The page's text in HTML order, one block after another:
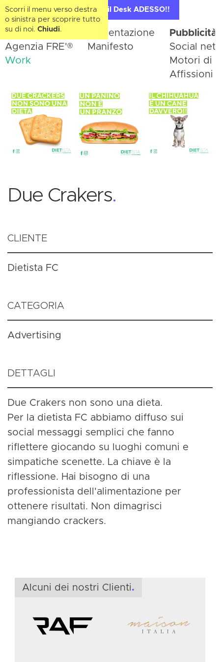
Contatta il Desk ADESSO!!
Home
Agenzia FRE'®
Work
Presentazione
Manifesto
Pubblicità
Social
Motori di
Affissioni
Scorri il menu verso destra
o sinistra per scoprire tutto
su di noi. Chiudi.
Due Crakers.
CLIENTE
Dietista FC
CATEGORIA
Advertising
DETTAGLI
Due Crakers non sono una dieta.
Per la dietista FC abbiamo diffuso sui
social messaggi semplici che fanno
riflettere giocando su luoghi comuni e
simpatiche scenette. La chiave è la
riflessione. Hai bisogno di una
professionista dell'alimentazione per
ottenere risultati. Non dimagrisci
mangiando crackers.
Alcuni dei nostri Clienti.